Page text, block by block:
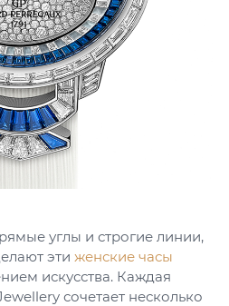
углы и строгие линии,
эти женские часы
искусства. Каждая
сочетает несколько